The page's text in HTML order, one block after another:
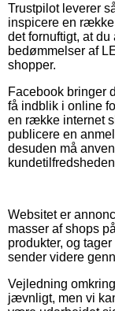
Trustpilot leverer
inspicere en
det fornuftigt, at
bedømmelser af
shopper.
Facebook bringer
få indblik i online
en række internet
publicere en
desuden må
Websitet er
masser af shops
produkter, og
sender videre
Vejledning
jævnligt, men vi